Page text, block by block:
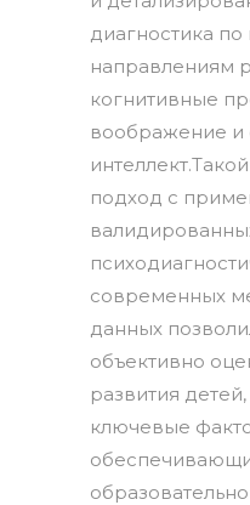
диагностика
направлениям
когнитивные
воображение и
подход с
современных
данных
объективно
развития
ключевые